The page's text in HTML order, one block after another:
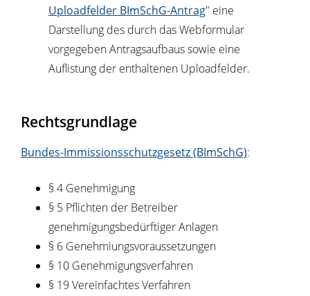
Uploadfelder BImSchG-Antrag" eine
Darstellung des durch das Webformular
vorgegeben Antragsaufbaus sowie eine
Auflistung der enthaltenen Uploadfelder.
Rechtsgrundlage
Bundes-Immissionsschutzgesetz (BImSchG):
§ 4 Genehmigung
§ 5 Pflichten der Betreiber
genehmigungsbedürftiger Anlagen
§ 6 Genehmiungsvoraussetzungen
§ 10 Genehmigungsverfahren
§ 19 Vereinfachtes Verfahren